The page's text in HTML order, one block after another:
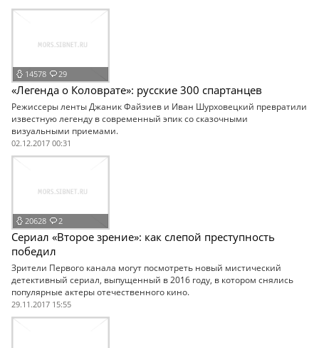
14578 29
«Легенда о Коловрате»: русские 300 спартанцев
Режиссеры ленты Джаник Файзиев и Иван Шурховецкий превратили
известную легенду в современный эпик со сказочными
визуальными приемами.
02.12.2017 00:31
20628 2
Сериал «Второе зрение»: как слепой преступность
победил
Зрители Первого канала могут посмотреть новый мистический
детективный сериал, выпущенный в 2016 году, в котором снялись
популярные актеры отечественного кино.
29.11.2017 15:55